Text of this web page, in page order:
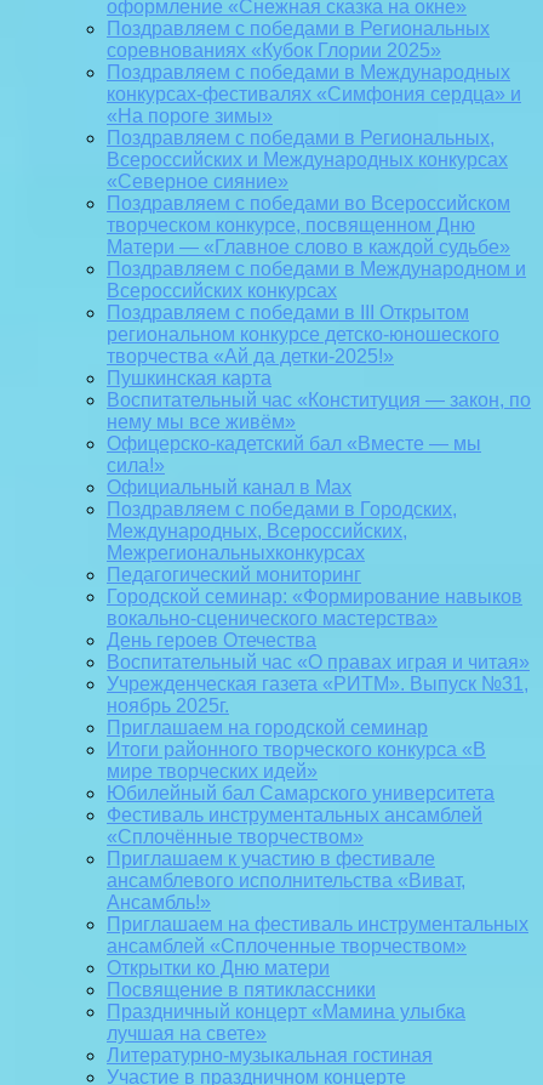
оформление «Снежная сказка на окне»
Поздравляем с победами в Региональных
соревнованиях «Кубок Глории 2025»
Поздравляем с победами в Международных
конкурсах-фестивалях «Симфония сердца» и
«На пороге зимы»
Поздравляем с победами в Региональных,
Всероссийских и Международных конкурсах
«Северное сияние»
Поздравляем с победами во Всероссийском
творческом конкурсе, посвященном Дню
Матери — «Главное слово в каждой судьбе»
Поздравляем с победами в Международном и
Всероссийских конкурсах
Поздравляем с победами в III Открытом
региональном конкурсе детско-юношеского
творчества «Ай да детки-2025!»
Пушкинская карта
Воспитательный час «Конституция — закон, по
нему мы все живём»
Офицерско-кадетский бал «Вместе — мы
сила!»
Официальный канал в Max
Поздравляем с победами в Городских,
Международных, Всероссийских,
Межрегиональныхконкурсах
Педагогический мониторинг
Городской семинар: «Формирование навыков
вокально-сценического мастерства»
День героев Отечества
Воспитательный час «О правах играя и читая»
Учрежденческая газета «РИТМ». Выпуск №31,
ноябрь 2025г.
Приглашаем на городской семинар
Итоги районного творческого конкурса «В
мире творческих идей»
Юбилейный бал Самарского университета
Фестиваль инструментальных ансамблей
«Сплочённые творчеством»
Приглашаем к участию в фестивале
ансамблевого исполнительства «Виват,
Ансамбль!»
Приглашаем на фестиваль инструментальных
ансамблей «Сплоченные творчеством»
Открытки ко Дню матери
Посвящение в пятиклассники
Праздничный концерт «Мамина улыбка
лучшая на свете»
Литературно-музыкальная гостиная
Участие в праздничном концерте